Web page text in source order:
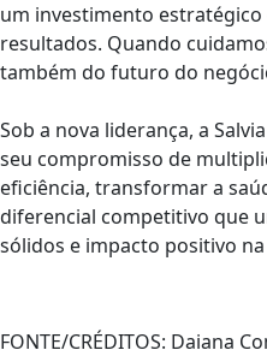
um investimento
resultados. Quando
também do futuro do
Sob a nova liderança, a
seu compromisso de
eficiência, transformar a
diferencial competitivo que
sólidos e impacto positivo
FONTE/CRÉDITOS: Daiana